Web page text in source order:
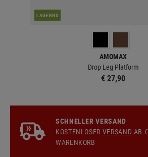
LAGERND
AMOMAX
Drop Leg Platform
€ 27,90
SCHNELLER VERSAND
KOSTENLOSER VERSAND AB
WARENKORB